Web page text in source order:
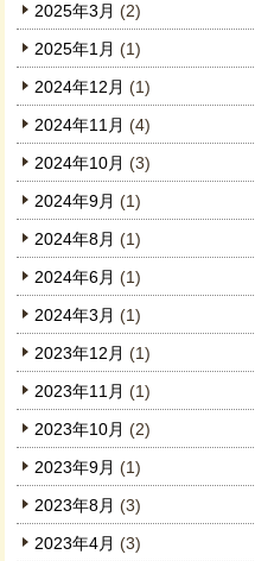
2025年3月 (2)
2025年1月 (1)
2024年12月 (1)
2024年11月 (4)
2024年10月 (3)
2024年9月 (1)
2024年8月 (1)
2024年6月 (1)
2024年3月 (1)
2023年12月 (1)
2023年11月 (1)
2023年10月 (2)
2023年9月 (1)
2023年8月 (3)
2023年4月 (3)